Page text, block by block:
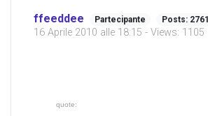
ffeeddee Partecipante Posts: 2761
16 Aprile 2010 alle 18:15 - Views: 1105
quote: